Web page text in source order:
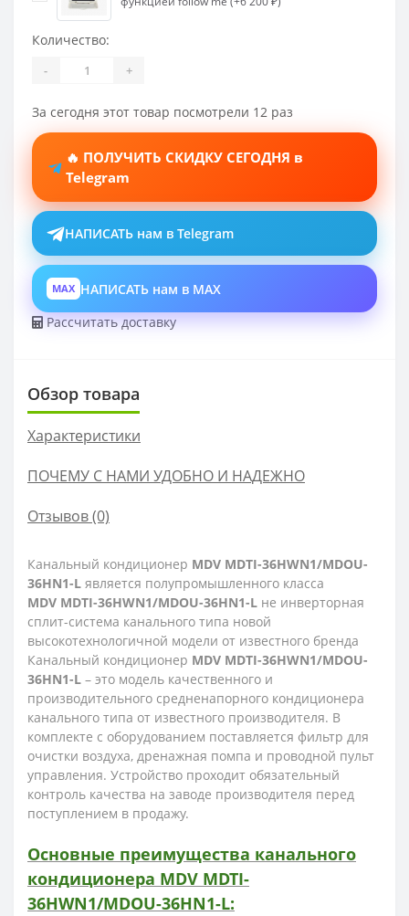
Количество:
- +
За сегодня этот товар посмотрели 12 раз
🔥 ПОЛУЧИТЬ СКИДКУ СЕГОДНЯ в
Telegram
НАПИСАТЬ нам в Telegram
MAX НАПИСАТЬ нам в MAX
Рассчитать доставку
Обзор товара
Характеристики
ПОЧЕМУ С НАМИ УДОБНО И НАДЕЖНО
Отзывов (0)
Канальный кондиционер MDV MDTI-36HWN1/MDOU-
36HN1-L является полупромышленного класса
MDV MDTI-36HWN1/MDOU-36HN1-L не инверторная
сплит-система канального типа новой
высокотехнологичной модели от известного бренда
Канальный кондиционер MDV MDTI-36HWN1/MDOU-
36HN1-L – это модель качественного и
производительного средненапорного кондиционера
канального типа от известного производителя. В
комплекте с оборудованием поставляется фильтр для
очистки воздуха, дренажная помпа и проводной пульт
управления. Устройство проходит обязательный
контроль качества на заводе производителя перед
поступлением в продажу.
Основные преимущества канального
кондиционера MDV MDTI-
36HWN1/MDOU-36HN1-L: